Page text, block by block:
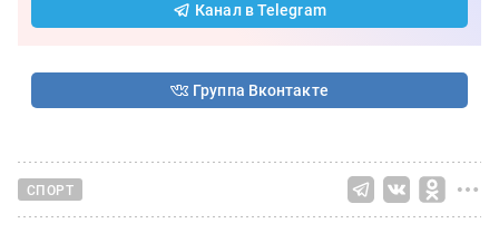
Канал в Telegram
Группа Вконтакте
СПОРТ